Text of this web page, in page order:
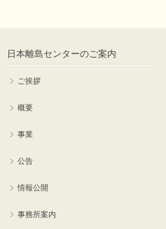
日本離島センターのご案内
ご挨拶
概要
事業
公告
情報公開
事務所案内